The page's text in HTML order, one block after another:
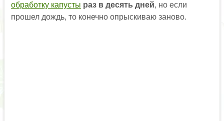
обработку капусты раз в десять дней, но если
прошел дождь, то конечно опрыскиваю заново.